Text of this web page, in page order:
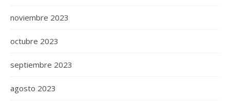
noviembre 2023
octubre 2023
septiembre 2023
agosto 2023